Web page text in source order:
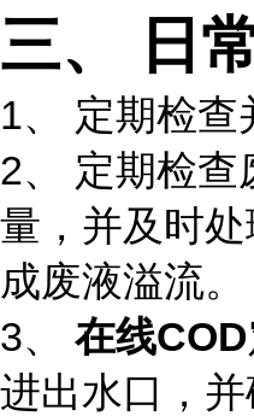
三、 日
1、 定期检查
2、 定期检查
量，并及时
成废液溢流。
3、 在线COD
进出水口，并